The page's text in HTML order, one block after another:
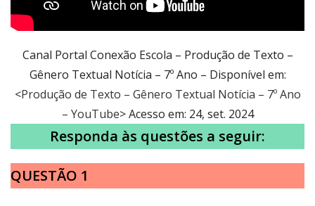
Canal Portal Conexão Escola – Produção de Texto –
Gênero Textual Notícia – 7º Ano – Disponível em:
<Produção de Texto – Gênero Textual Notícia – 7º Ano
– YouTube> Acesso em: 24, set. 2024
Responda às questões a seguir:
QUESTÃO 1